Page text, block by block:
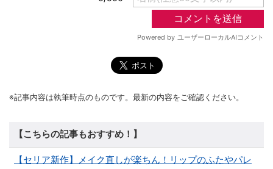
※記事内容は執筆時点のものです。最新の内容をご確認ください。
【こちらの記事もおすすめ！】
【セリア新作】メイク直しが楽ちん！リップのふたやパレ